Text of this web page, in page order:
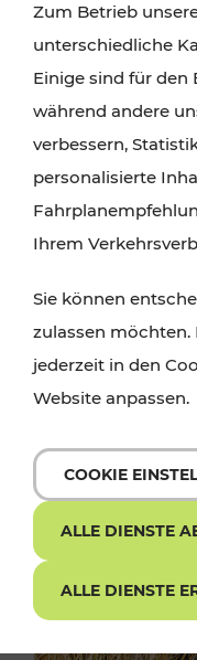
Wanderungen,
Radtouren oder
Attraktionen sind
Angeboten des
Zum Betrieb
unterschiedliche
Einige sind für den
während andere
verbessern,
personalisierte
Ihrem
Sie können
zulassen möchten.
jederzeit in den
Website anpassen.
COOKIE
ALLE DIENSTE
ALLE DIENSTE